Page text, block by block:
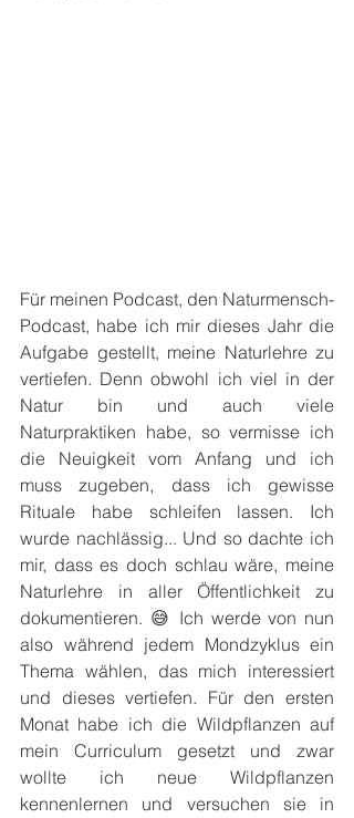
Für meinen Podcast, den Naturmensch-
Podcast, habe ich mir dieses Jahr die
Aufgabe gestellt, meine Naturlehre zu
vertiefen. Denn obwohl ich viel in der
Natur bin und auch viele
Naturpraktiken habe, so vermisse ich
die Neuigkeit vom Anfang und ich
muss zugeben, dass ich gewisse
Rituale habe schleifen lassen. Ich
wurde nachlässig... Und so dachte ich
mir, dass es doch schlau wäre, meine
Naturlehre in aller Öffentlichkeit zu
dokumentieren. 😅 Ich werde von nun
also während jedem Mondzyklus ein
Thema wählen, das mich interessiert
und dieses vertiefen. Für den ersten
Monat habe ich die Wildpflanzen auf
mein Curriculum gesetzt und zwar
wollte ich neue Wildpflanzen
kennenlernen und versuchen sie in